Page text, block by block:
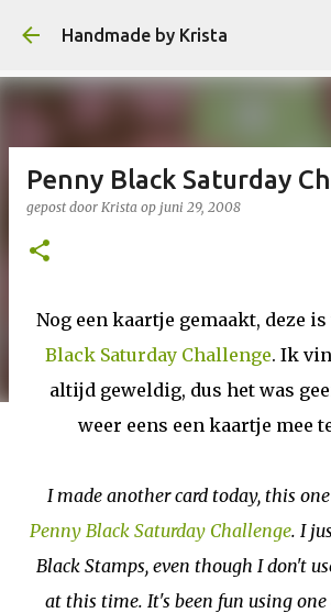
Doorgaan naar
Handmade by Krista
Penny Black Saturday
gepost door Krista op juni 29, 2008
Nog een kaartje gemaakt, deze is
Black Saturday Challenge. Ik
altijd geweldig, dus het was
weer eens een kaartje mee
I made another card today, this
Penny Black Saturday Challenge. I
Black Stamps, even though I don't
at this time. It's been fun using